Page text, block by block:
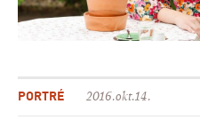
PORTRÉ 2016.okt.14.